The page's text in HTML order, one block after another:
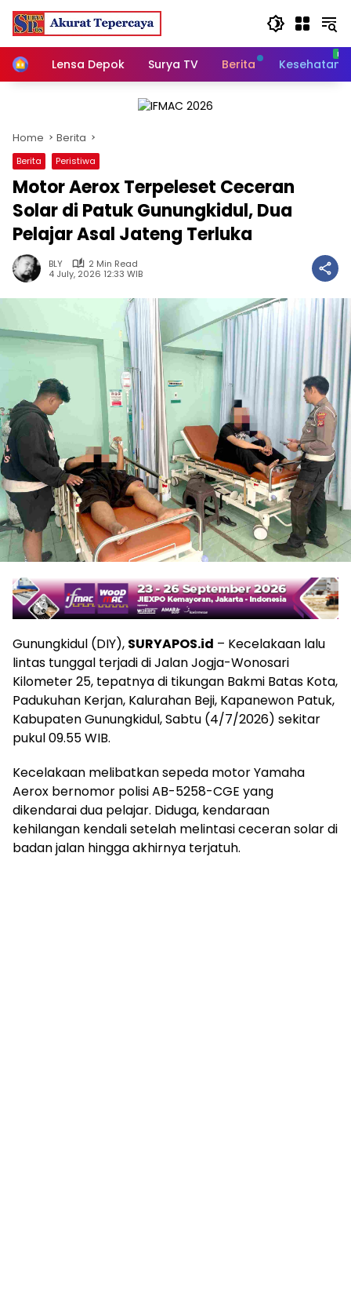
Skip
content
HomeLensa Depok Surya TV Berita Kesehatan
Home Berita
Berita Peristiwa
Motor Aerox Terpeleset Ceceran
Solar di Patuk Gunungkidul, Dua
Pelajar Asal Jateng Terluka
BLY
2 Min Read
4 July, 2026 12:33 WIB
Gunungkidul (DIY), SURYAPOS.id – Kecelakaan lalu
lintas tunggal terjadi di Jalan Jogja-Wonosari
Kilometer 25, tepatnya di tikungan Bakmi Batas Kota,
Padukuhan Kerjan, Kalurahan Beji, Kapanewon Patuk,
Kabupaten Gunungkidul, Sabtu (4/7/2026) sekitar
pukul 09.55 WIB.
Kecelakaan melibatkan sepeda motor Yamaha
Aerox bernomor polisi AB-5258-CGE yang
dikendarai dua pelajar. Diduga, kendaraan
kehilangan kendali setelah melintasi ceceran solar di
badan jalan hingga akhirnya terjatuh.